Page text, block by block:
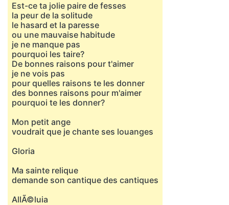
Est-ce ta jolie paire de fesses
la peur de la solitude
le hasard et la paresse
ou une mauvaise habitude
je ne manque pas
pourquoi les taire?
De bonnes raisons pour t'aimer
je ne vois pas
pour quelles raisons te les donner
des bonnes raisons pour m'aimer
pourquoi te les donner?
Mon petit ange
voudrait que je chante ses louanges
Gloria
Ma sainte relique
demande son cantique des cantiques
AllÃ©luia